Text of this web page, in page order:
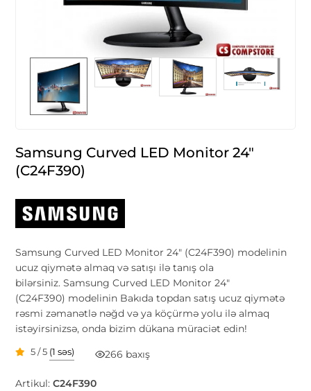
Samsung Curved LED Monitor 24"
(C24F390)
Samsung Curved LED Monitor 24" (C24F390) modelinin
ucuz qiymətə almaq və satışı ilə tanış ola
bilərsiniz. Samsung Curved LED Monitor 24"
(C24F390) modelinin Bakıda topdan satış ucuz qiymətə
rəsmi zəmanətlə nəğd və ya köçürmə yolu ilə almaq
istəyirsinizsə, onda bizim dükana müraciət edin!
5 / 5 (1 səs) 266 baxış
Artikul:C24F390